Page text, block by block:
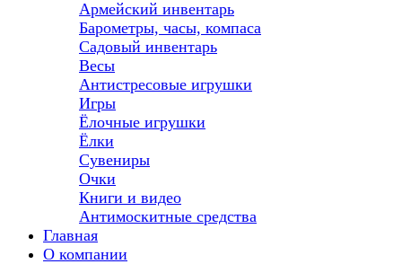
Армейский инвентарь
Барометры, часы, компаса
Садовый инвентарь
Весы
Антистресовые игрушки
Игры
Ёлочные игрушки
Ёлки
Сувениры
Очки
Книги и видео
Антимоскитные средства
Главная
О компании